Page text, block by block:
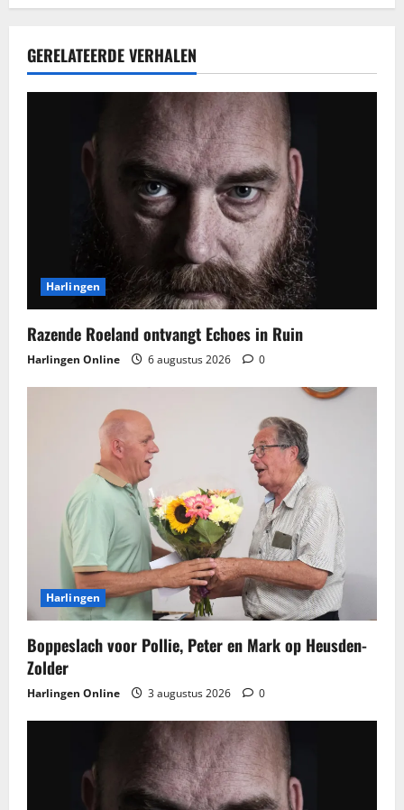
GERELATEERDE VERHALEN
Harlingen
Razende Roeland ontvangt Echoes in Ruin
Harlingen Online 6 augustus 2026 0
Harlingen
Boppeslach voor Pollie, Peter en Mark op Heusden-
Zolder
Harlingen Online 3 augustus 2026 0